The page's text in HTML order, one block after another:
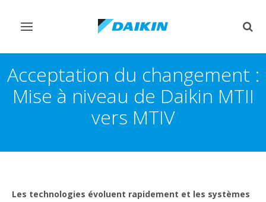
Afficher/masquer
Acceptation du changement :
Mise à niveau de Daikin MTII
vers MTIV
Les technologies évoluent rapidement et les systèmes